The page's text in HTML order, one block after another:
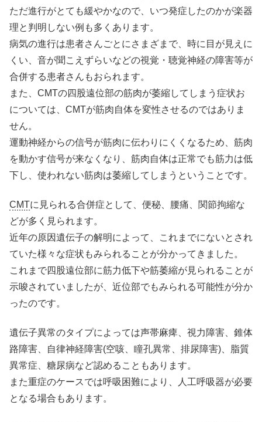
ただ進行がとても緩やかなので、いつ発症したのかが楽器
理と判明しない例も多くあります。
病気の進行は患者さんごとにさまざまで、時に目が見えに
くい、音が聞こえずらいなどの視覚・聴覚神経の障害等が
合併する患者さんもおられます。
また、CMTの四股遠位部の筋肉が萎縮してしまう症状お
については、CMTが筋肉自体を変性させるのではありま
せん。
運動神経からの信号が筋肉に伝わりにくくなるため、筋肉
を動かす信号が来なくなり、筋肉自体は正常でも筋力は低
下し、使われない筋肉は萎縮してしまうということです。
CMTに見られる合併症として、便秘、腰痛、関節拘縮な
どが多く見られます。
近年の原因遺伝子の解明によって、これまでにないとされ
ていた様々な症状もみられることが分かってきました。
これまで四股遠位部に筋力低下や筋萎縮が見られることが
示唆されていましたが、近位部でもみられる可能性が分か
ったのです。
遺伝子異常のタイプによっては声帯麻痺、視力障害、錐体
路障害、自律神経障害(空咳、瞳孔異常、排尿障害)、脂質
異常症、糖尿病など認めることもあります。
また重症のケースでは呼吸困難により、人工呼吸器が必要
となる場合もあります。